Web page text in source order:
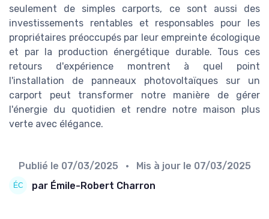
seulement de simples carports, ce sont aussi des
investissements rentables et responsables pour les
propriétaires préoccupés par leur empreinte écologique
et par la production énergétique durable. Tous ces
retours d'expérience montrent à quel point
l'installation de panneaux photovoltaïques sur un
carport peut transformer notre manière de gérer
l'énergie du quotidien et rendre notre maison plus
verte avec élégance.
Publié le 07/03/2025 • Mis à jour le 07/03/2025
par Émile-Robert Charron